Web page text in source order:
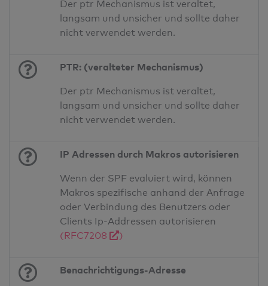
Der ptr Mechanismus ist veraltet,
langsam und unsicher und sollte daher
nicht verwendet werden.
PTR: (veralteter Mechanismus)
Der ptr Mechanismus ist veraltet,
langsam und unsicher und sollte daher
nicht verwendet werden.
IP Adressen durch Makros autorisieren
Wenn der SPF evaluiert wird, können
Makros spezifische anhand der Anfrage
oder Verbindung des Benutzers oder
Clients Ip-Addressen autorisieren
(RFC7208
)
Benachrichtigungs-Adresse